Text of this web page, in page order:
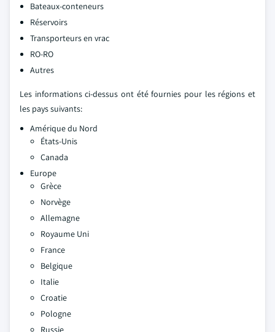
Bateaux-conteneurs
Réservoirs
Transporteurs en vrac
RO-RO
Autres
Les informations ci-dessus ont été fournies pour les régions et
les pays suivants:
Amérique du Nord
États-Unis
Canada
Europe
Grèce
Norvège
Allemagne
Royaume Uni
France
Belgique
Italie
Croatie
Pologne
Russie